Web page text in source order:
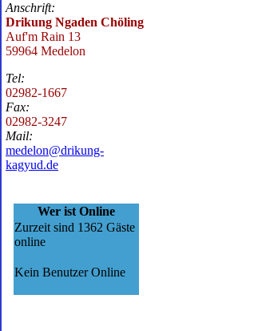
Anschrift:
Drikung Ngaden Chöling
Auf'm Rain 13
59964 Medelon
Tel:
02982-1667
Fax:
02982-3247
Mail:
medelon@drikung-
kagyud.de
Wer ist Online
Zurzeit sind 1362 Gäste
online
Kein Benutzer Online